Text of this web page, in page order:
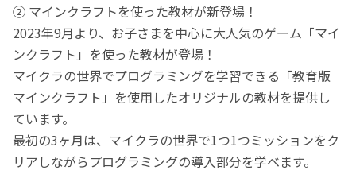
② マインクラフトを使った教材が新登場！
2023年9月より、お子さまを中心に大人気のゲーム「マイ
ンクラフト」を使った教材が登場！
マイクラの世界でプログラミングを学習できる「教育版
マインクラフト」を使用したオリジナルの教材を提供し
ています。
最初の3ヶ月は、マイクラの世界で1つ1つミッションをク
リアしながらプログラミングの導入部分を学べます。